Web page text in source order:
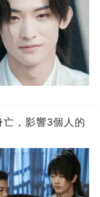
亡，影響3個人的